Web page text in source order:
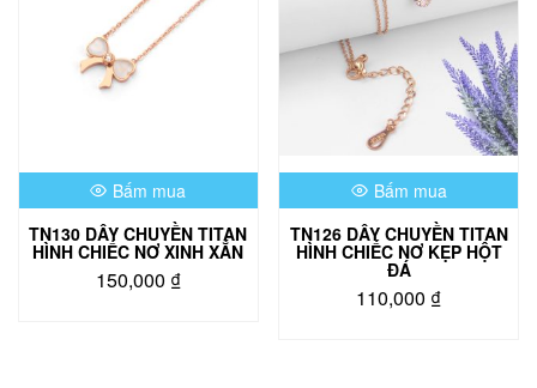
Bấm mua
TN130 DÂY CHUYỀN TITAN
HÌNH CHIẾC NƠ XINH XẮN
150,000 ₫
Bấm mua
TN126 DÂY CHUYỀN TITAN
HÌNH CHIẾC NƠ KẸP HỘT
ĐÁ
110,000 ₫